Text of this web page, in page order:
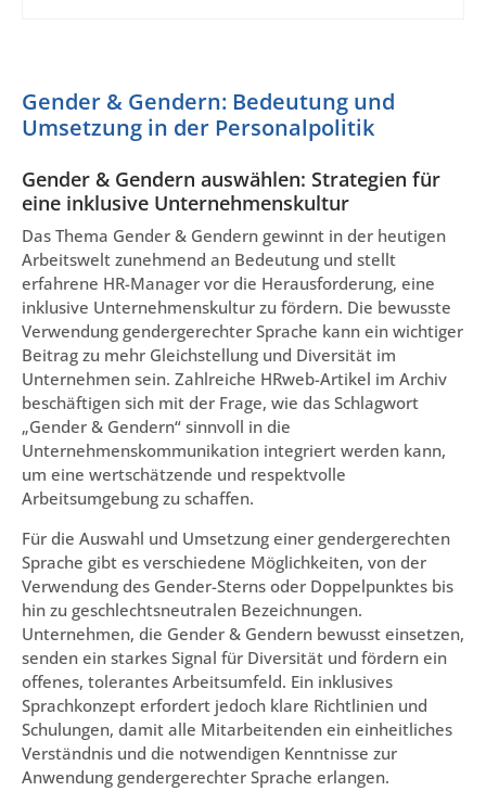
Gender & Gendern: Bedeutung und
Umsetzung in der Personalpolitik
Gender & Gendern auswählen: Strategien für
eine inklusive Unternehmenskultur
Das Thema Gender & Gendern gewinnt in der heutigen
Arbeitswelt zunehmend an Bedeutung und stellt
erfahrene HR-Manager vor die Herausforderung, eine
inklusive Unternehmenskultur zu fördern. Die bewusste
Verwendung gendergerechter Sprache kann ein wichtiger
Beitrag zu mehr Gleichstellung und Diversität im
Unternehmen sein. Zahlreiche HRweb-Artikel im Archiv
beschäftigen sich mit der Frage, wie das Schlagwort
„Gender & Gendern“ sinnvoll in die
Unternehmenskommunikation integriert werden kann,
um eine wertschätzende und respektvolle
Arbeitsumgebung zu schaffen.
Für die Auswahl und Umsetzung einer gendergerechten
Sprache gibt es verschiedene Möglichkeiten, von der
Verwendung des Gender-Sterns oder Doppelpunktes bis
hin zu geschlechtsneutralen Bezeichnungen.
Unternehmen, die Gender & Gendern bewusst einsetzen,
senden ein starkes Signal für Diversität und fördern ein
offenes, tolerantes Arbeitsumfeld. Ein inklusives
Sprachkonzept erfordert jedoch klare Richtlinien und
Schulungen, damit alle Mitarbeitenden ein einheitliches
Verständnis und die notwendigen Kenntnisse zur
Anwendung gendergerechter Sprache erlangen.